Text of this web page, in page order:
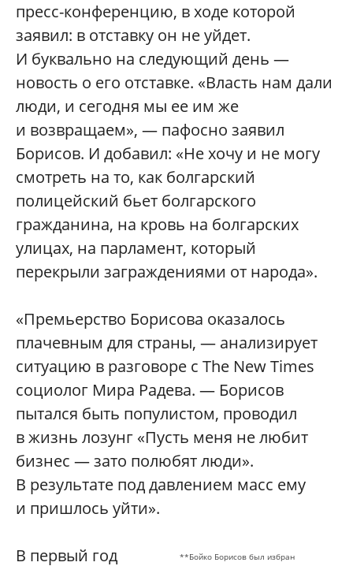
пресс-конференцию, в ходе которой
заявил: в отставку он не уйдет.
И буквально на следующий день —
новость о его отставке. «Власть нам дали
люди, и сегодня мы ее им же
и возвращаем», — пафосно заявил
Борисов. И добавил: «Не хочу и не могу
смотреть на то, как болгарский
полицейский бьет болгарского
гражданина, на кровь на болгарских
улицах, на парламент, который
перекрыли заграждениями от народа».
«Премьерство Борисова оказалось
плачевным для страны, — анализирует
ситуацию в разговоре с The New Times
социолог Мира Радева. — Борисов
пытался быть популистом, проводил
в жизнь лозунг «Пусть меня не любит
бизнес — зато полюбят люди».
В результате под давлением масс ему
и пришлось уйти».
**Бойко Борисов был избран
В первый год